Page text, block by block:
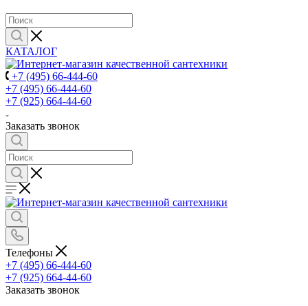
КАТАЛОГ
+7 (495) 66-444-60
+7 (495) 66-444-60
+7 (925) 664-44-60
Заказать звонок
Телефоны
+7 (495) 66-444-60
+7 (925) 664-44-60
Заказать звонок